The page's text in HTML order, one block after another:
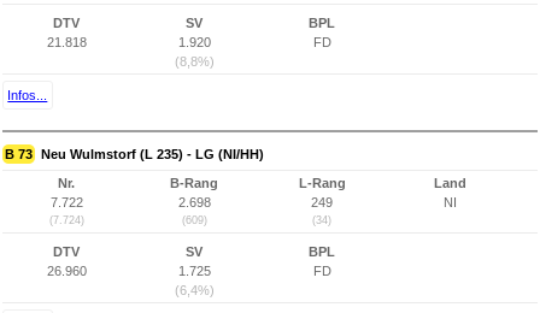
DTV
21.818
SV
1.920
(8,8%)
BPL
FD
Infos...
B 73 Neu Wulmstorf (L 235) - LG (NI/HH)
Nr.
7.722
(7.724)
B-Rang
2.698
(609)
L-Rang
249
(34)
Land
NI
DTV
26.960
SV
1.725
(6,4%)
BPL
FD